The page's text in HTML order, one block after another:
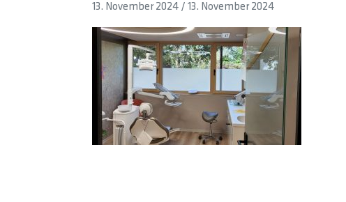
13. November 2024 / 13. November 2024